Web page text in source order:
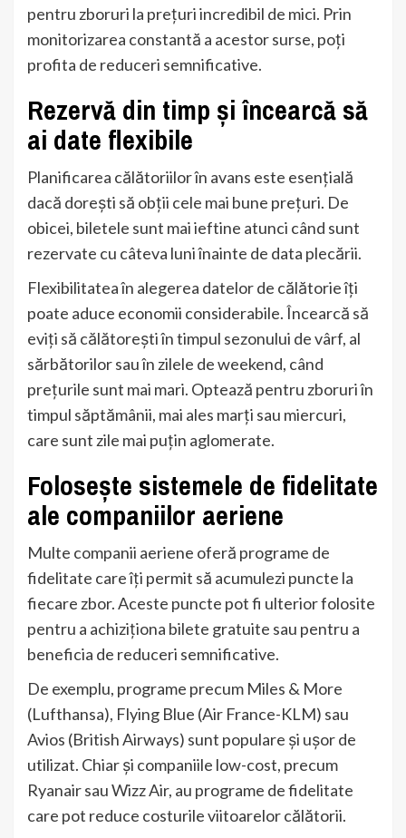
pentru zboruri la prețuri incredibil de mici. Prin
monitorizarea constantă a acestor surse, poți
profita de reduceri semnificative.
Rezervă din timp și încearcă să
ai date flexibile
Planificarea călătoriilor în avans este esențială
dacă dorești să obții cele mai bune prețuri. De
obicei, biletele sunt mai ieftine atunci când sunt
rezervate cu câteva luni înainte de data plecării.
Flexibilitatea în alegerea datelor de călătorie îți
poate aduce economii considerabile. Încearcă să
eviți să călătorești în timpul sezonului de vârf, al
sărbătorilor sau în zilele de weekend, când
prețurile sunt mai mari. Optează pentru zboruri în
timpul săptămânii, mai ales marți sau miercuri,
care sunt zile mai puțin aglomerate.
Folosește sistemele de fidelitate
ale companiilor aeriene
Multe companii aeriene oferă programe de
fidelitate care îți permit să acumulezi puncte la
fiecare zbor. Aceste puncte pot fi ulterior folosite
pentru a achiziționa bilete gratuite sau pentru a
beneficia de reduceri semnificative.
De exemplu, programe precum Miles & More
(Lufthansa), Flying Blue (Air France-KLM) sau
Avios (British Airways) sunt populare și ușor de
utilizat. Chiar și companiile low-cost, precum
Ryanair sau Wizz Air, au programe de fidelitate
care pot reduce costurile viitoarelor călătorii.